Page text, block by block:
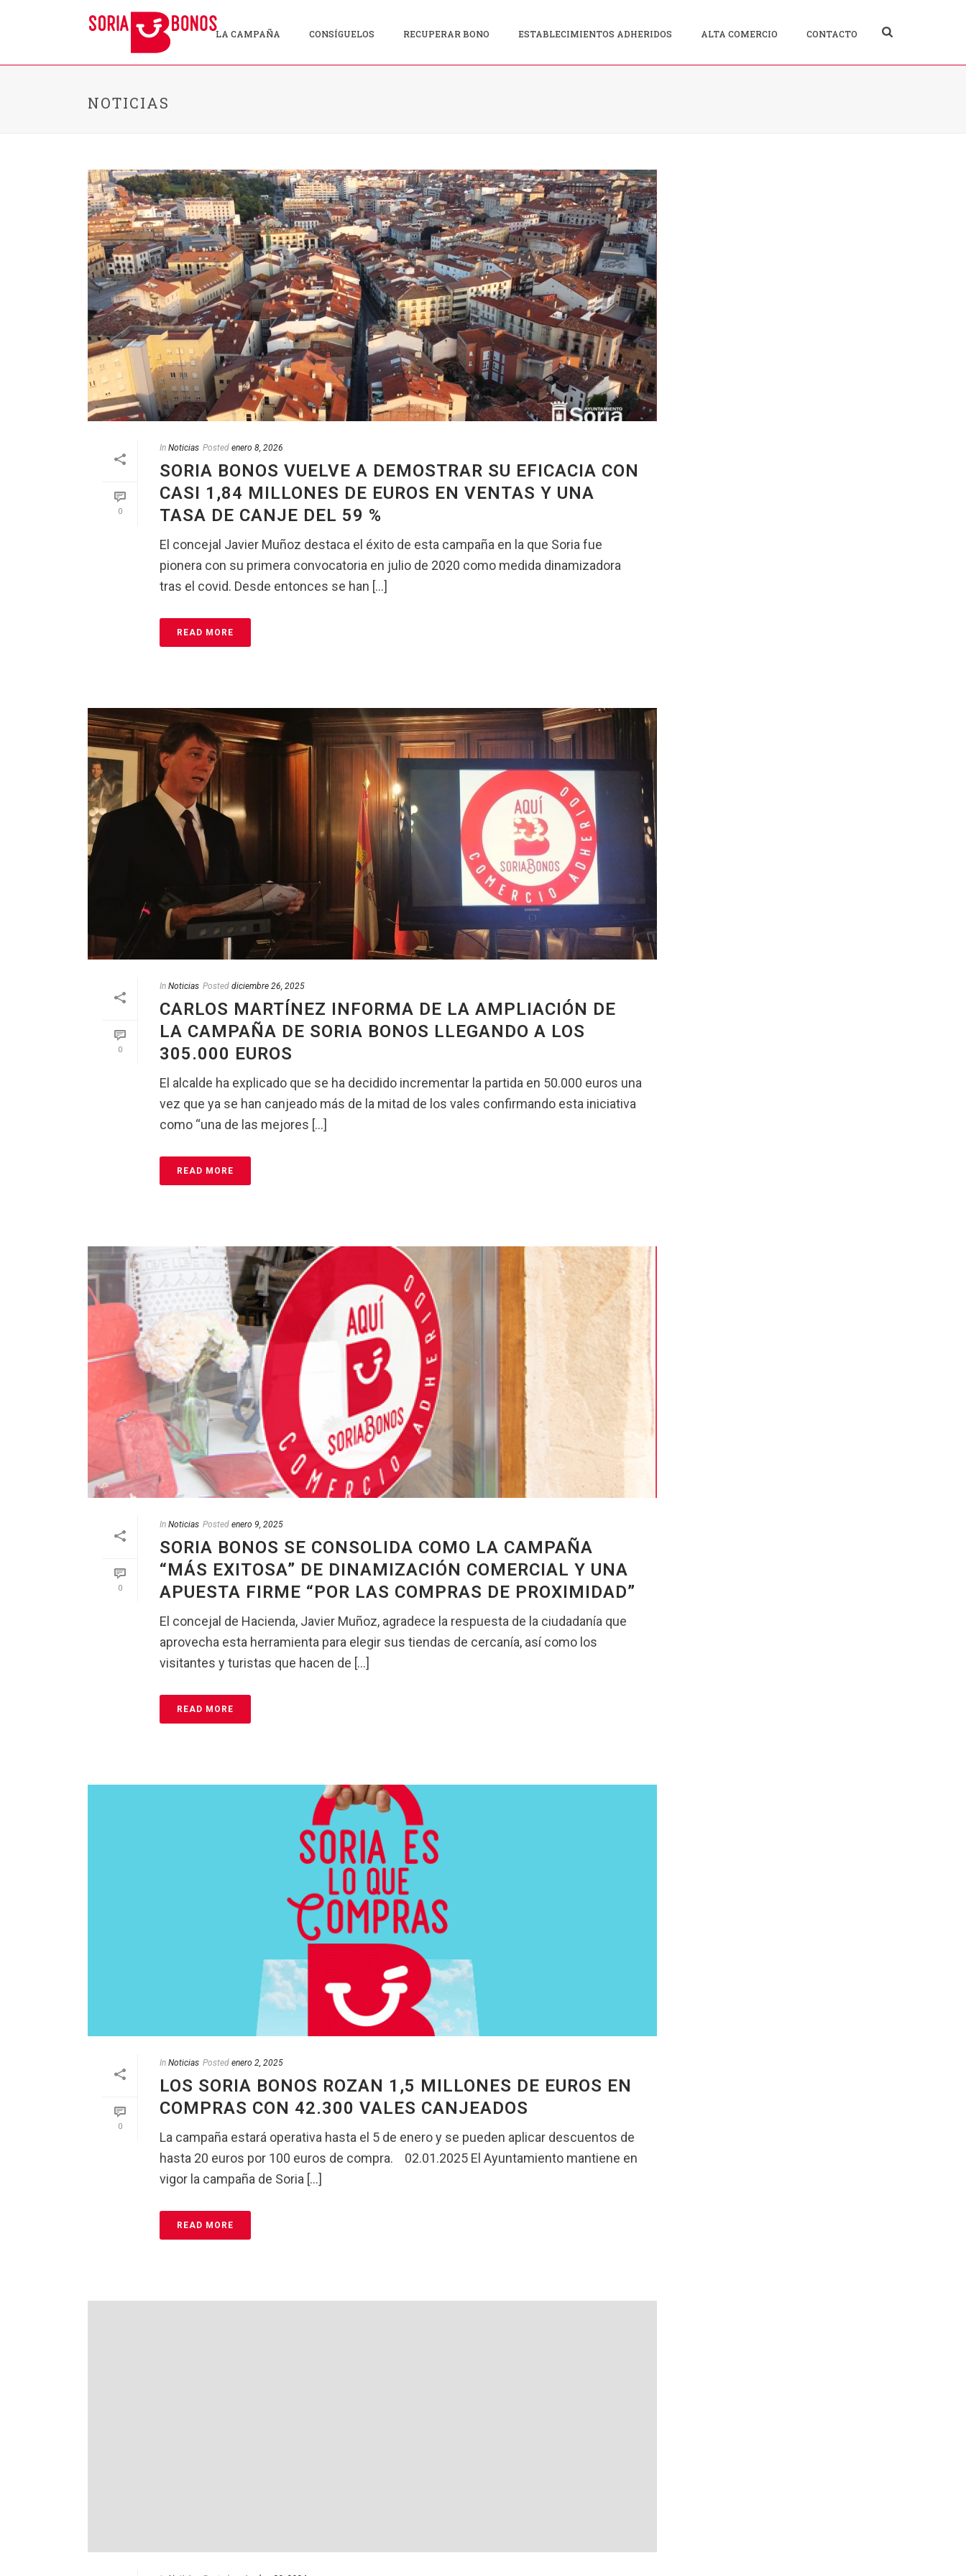
LA CAMPAÑA CONSÍGUELOS RECUPERAR BONO ESTABLECIMIENTOS ADHERIDOS ALTA COMERCIO CONTACTO
NOTICIAS
0
In Noticias Posted enero 8, 2026
SORIA BONOS VUELVE A DEMOSTRAR SU EFICACIA CON
CASI 1,84 MILLONES DE EUROS EN VENTAS Y UNA
TASA DE CANJE DEL 59 %
El concejal Javier Muñoz destaca el éxito de esta campaña en la que Soria fue
pionera con su primera convocatoria en julio de 2020 como medida dinamizadora
tras el covid. Desde entonces se han [...]
READ MORE
0
In Noticias Posted diciembre 26, 2025
CARLOS MARTÍNEZ INFORMA DE LA AMPLIACIÓN DE
LA CAMPAÑA DE SORIA BONOS LLEGANDO A LOS
305.000 EUROS
El alcalde ha explicado que se ha decidido incrementar la partida en 50.000 euros una
vez que ya se han canjeado más de la mitad de los vales confirmando esta iniciativa
como “una de las mejores [...]
READ MORE
0
In Noticias Posted enero 9, 2025
SORIA BONOS SE CONSOLIDA COMO LA CAMPAÑA
“MÁS EXITOSA” DE DINAMIZACIÓN COMERCIAL Y UNA
APUESTA FIRME “POR LAS COMPRAS DE PROXIMIDAD”
El concejal de Hacienda, Javier Muñoz, agradece la respuesta de la ciudadanía que
aprovecha esta herramienta para elegir sus tiendas de cercanía, así como los
visitantes y turistas que hacen de [...]
READ MORE
0
In Noticias Posted enero 2, 2025
LOS SORIA BONOS ROZAN 1,5 MILLONES DE EUROS EN
COMPRAS CON 42.300 VALES CANJEADOS
La campaña estará operativa hasta el 5 de enero y se pueden aplicar descuentos de
hasta 20 euros por 100 euros de compra. 02.01.2025 El Ayuntamiento mantiene en
vigor la campaña de Soria [...]
READ MORE